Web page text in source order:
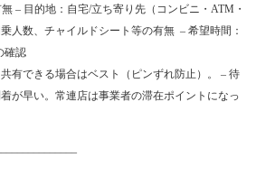
– 目的地：自宅/立ち寄り先（コンビニ・ATM・
人数、チャイルドシート等の有無 ‍‍ – 希望時間：
確認
有できる場合はベスト（ピンずれ防止）。 – 待
が早い。常連店は事業者の滞在ポイントになっ